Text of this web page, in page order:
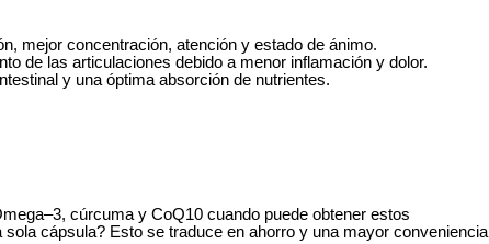
mejor concentración, atención y estado de ánimo.
de las articulaciones debido a menor inflamación y dolor.
y una óptima absorción de nutrientes.
cúrcuma y CoQ10 cuando puede obtener estos
sola cápsula? Esto se traduce en ahorro y una mayor conveniencia